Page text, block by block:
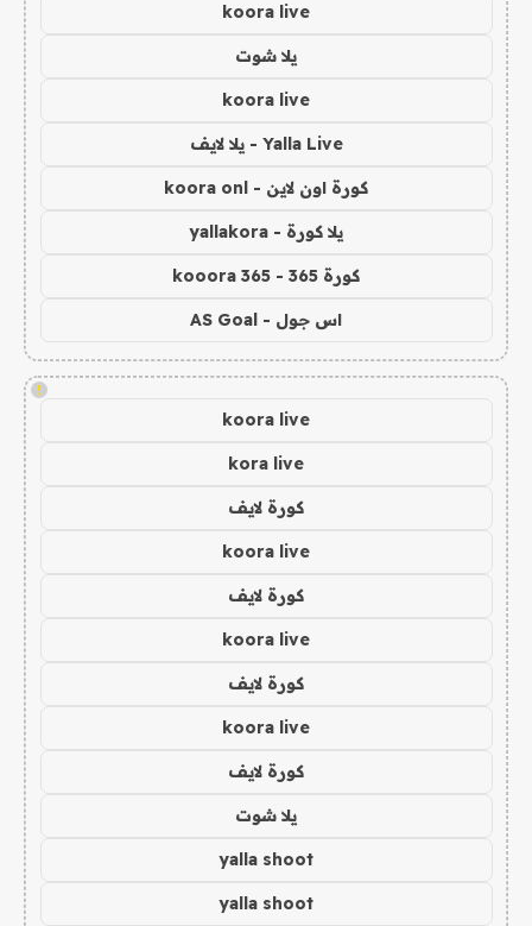
koora live
يلا شوت
koora live
Yalla Live - يلا لايف
كورة اون لاين - koora onl
يلا كورة - yallakora
كورة 365 - kooora 365
اس جول - AS Goal
!
koora live
kora live
كورة لايف
koora live
كورة لايف
koora live
كورة لايف
koora live
كورة لايف
يلا شوت
yalla shoot
yalla shoot